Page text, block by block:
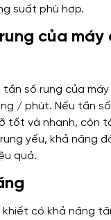
suất phù hợp.
của
số rung của
/ phút. Nếu tần
tốt và nhanh, còn
yếu, khả năng
quả.
khiết có khả năng